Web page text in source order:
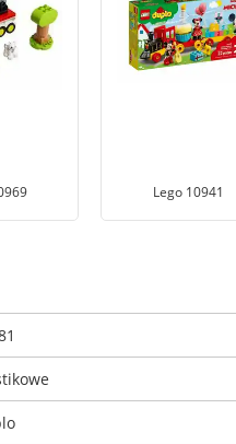
Lego 10941